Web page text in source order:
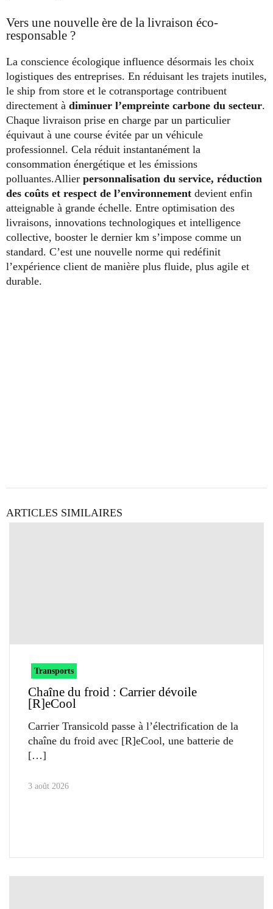
Vers une nouvelle ère de la livraison éco-
responsable ?
La conscience écologique influence désormais les choix
logistiques des entreprises. En réduisant les trajets inutiles,
le ship from store et le cotransportage contribuent
directement à diminuer l’empreinte carbone du secteur.
Chaque livraison prise en charge par un particulier
équivaut à une course évitée par un véhicule
professionnel. Cela réduit instantanément la
consommation énergétique et les émissions
polluantes.Allier personnalisation du service, réduction
des coûts et respect de l’environnement devient enfin
atteignable à grande échelle. Entre optimisation des
livraisons, innovations technologiques et intelligence
collective, booster le dernier km s’impose comme un
standard. C’est une nouvelle norme qui redéfinit
l’expérience client de manière plus fluide, plus agile et
durable.
ARTICLES SIMILAIRES
Transports
Chaîne du froid : Carrier dévoile
[R]eCool
Carrier Transicold passe à l’électrification de la
chaîne du froid avec [R]eCool, une batterie de
3 août 2026